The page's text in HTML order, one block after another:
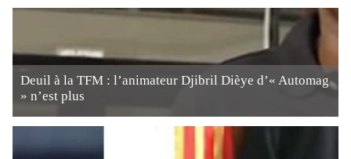
Deuil à la TFM : l’animateur Djibril Dièye d’« Automag
» n’est plus